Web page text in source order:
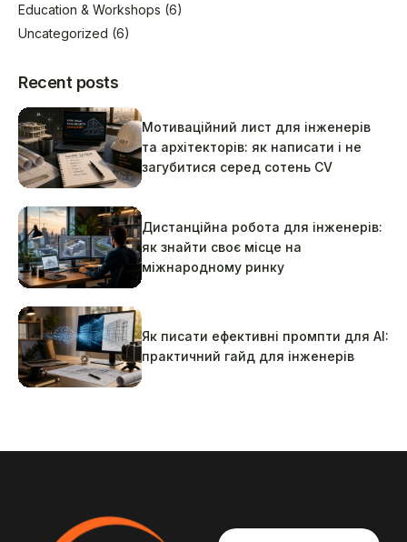
Education & Workshops (6)
Uncategorized (6)
Recent posts
Мотиваційний лист для інженерів
та архітекторів: як написати і не
загубитися серед сотень CV
Дистанційна робота для інженерів:
як знайти своє місце на
міжнародному ринку
Як писати ефективні промпти для AI:
практичний гайд для інженерів